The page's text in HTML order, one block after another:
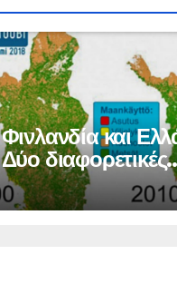
Φινλανδία και
Δύο διαφορετικές
πορείες για τα